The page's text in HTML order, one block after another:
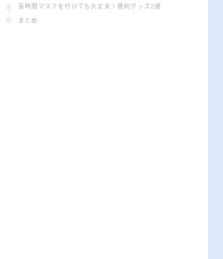
長時間マスクを付けても大丈夫！便利グッズ2選
まとめ